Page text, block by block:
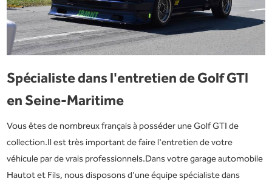
Spécialiste dans l'entretien de Golf GTI
en Seine-Maritime
Vous êtes de nombreux français à posséder une Golf GTI de
collection.Il est très important de faire l'entretien de votre
véhicule par de vrais professionnels.Dans votre garage automobile
Hautot et Fils, nous disposons d'une équipe spécialiste dans